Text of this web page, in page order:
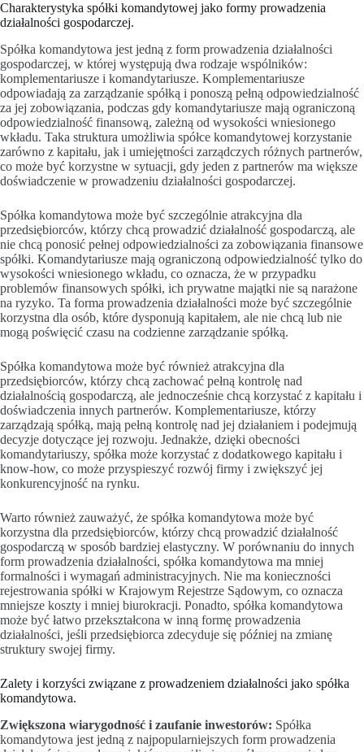
Charakterystyka spółki komandytowej jako formy prowadzenia
działalności gospodarczej.
Spółka komandytowa jest jedną z form prowadzenia działalności
gospodarczej, w której występują dwa rodzaje wspólników:
komplementariusze i komandytariusze. Komplementariusze
odpowiadają za zarządzanie spółką i ponoszą pełną odpowiedzialność
za jej zobowiązania, podczas gdy komandytariusze mają ograniczoną
odpowiedzialność finansową, zależną od wysokości wniesionego
wkładu. Taka struktura umożliwia spółce komandytowej korzystanie
zarówno z kapitału, jak i umiejętności zarządczych różnych partnerów,
co może być korzystne w sytuacji, gdy jeden z partnerów ma większe
doświadczenie w prowadzeniu działalności gospodarczej.
Spółka komandytowa może być szczególnie atrakcyjna dla
przedsiębiorców, którzy chcą prowadzić działalność gospodarczą, ale
nie chcą ponosić pełnej odpowiedzialności za zobowiązania finansowe
spółki. Komandytariusze mają ograniczoną odpowiedzialność tylko do
wysokości wniesionego wkładu, co oznacza, że w przypadku
problemów finansowych spółki, ich prywatne majątki nie są narażone
na ryzyko. Ta forma prowadzenia działalności może być szczególnie
korzystna dla osób, które dysponują kapitałem, ale nie chcą lub nie
mogą poświęcić czasu na codzienne zarządzanie spółką.
Spółka komandytowa może być również atrakcyjna dla
przedsiębiorców, którzy chcą zachować pełną kontrolę nad
działalnością gospodarczą, ale jednocześnie chcą korzystać z kapitału i
doświadczenia innych partnerów. Komplementariusze, którzy
zarządzają spółką, mają pełną kontrolę nad jej działaniem i podejmują
decyzje dotyczące jej rozwoju. Jednakże, dzięki obecności
komandytariuszy, spółka może korzystać z dodatkowego kapitału i
know-how, co może przyspieszyć rozwój firmy i zwiększyć jej
konkurencyjność na rynku.
Warto również zauważyć, że spółka komandytowa może być
korzystna dla przedsiębiorców, którzy chcą prowadzić działalność
gospodarczą w sposób bardziej elastyczny. W porównaniu do innych
form prowadzenia działalności, spółka komandytowa ma mniej
formalności i wymagań administracyjnych. Nie ma konieczności
rejestrowania spółki w Krajowym Rejestrze Sądowym, co oznacza
mniejsze koszty i mniej biurokracji. Ponadto, spółka komandytowa
może być łatwo przekształcona w inną formę prowadzenia
działalności, jeśli przedsiębiorca zdecyduje się później na zmianę
struktury swojej firmy.
Zalety i korzyści związane z prowadzeniem działalności jako spółka
komandytowa.
Zwiększona wiarygodność i zaufanie inwestorów: Spółka
komandytowa jest jedną z najpopularniejszych form prowadzenia